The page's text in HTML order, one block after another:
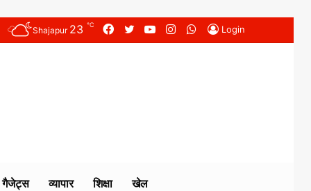
Login
WhatsApp
Instagram
YouTube
Twitter
Facebook
Shajapur 23 ℃
गैजेट्स व्यापार शिक्षा खेल